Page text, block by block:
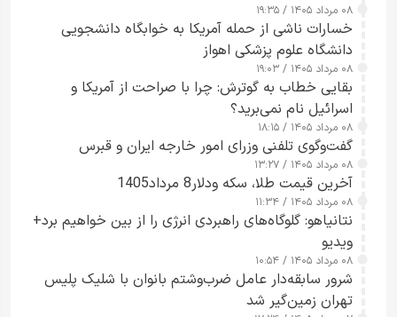
۰۸ مرداد ۱۴۰۵ / ۱۹:۳۵
خسارات ناشی از حمله آمریکا به خوابگاه دانشجویی
دانشگاه علوم پزشکی اهواز
۰۸ مرداد ۱۴۰۵ / ۱۹:۰۳
بقایی خطاب به گوترش: چرا با صراحت از آمریکا و
اسرائیل نام نمی‌برید؟
۰۸ مرداد ۱۴۰۵ / ۱۸:۱۵
گفت‌وگوی تلفنی وزرای امور خارجه ایران و قبرس
۰۸ مرداد ۱۴۰۵ / ۱۳:۲۷
آخرین قیمت طلا، سکه ودلار8 مرداد1405
۰۸ مرداد ۱۴۰۵ / ۱۱:۳۴
نتانیاهو: گلوگاه‌های راهبردی انرژی را از بین خواهیم برد+
ویدیو
۰۸ مرداد ۱۴۰۵ / ۱۰:۵۴
شرور سابقه‌دار عامل ضرب‌وشتم بانوان با شلیک پلیس
تهران زمین‌گیر شد